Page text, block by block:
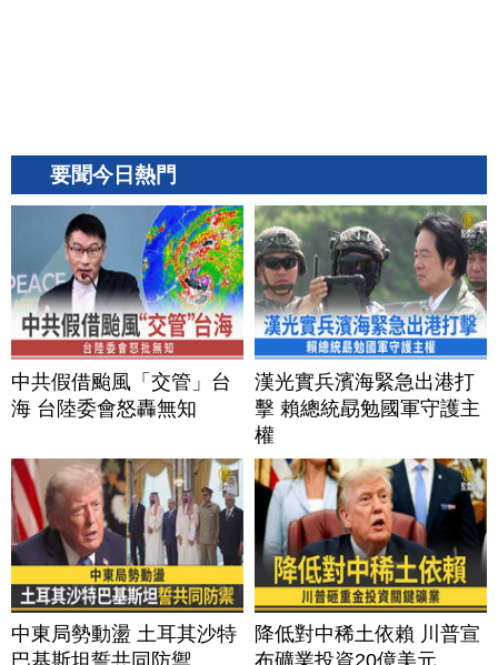
要聞今日熱門
中共假借颱風「交管」台
海 台陸委會怒轟無知
漢光實兵濱海緊急出港打
擊 賴總統勗勉國軍守護主
權
中東局勢動盪 土耳其沙特
巴基斯坦誓共同防禦
降低對中稀土依賴 川普宣
布礦業投資20億美元